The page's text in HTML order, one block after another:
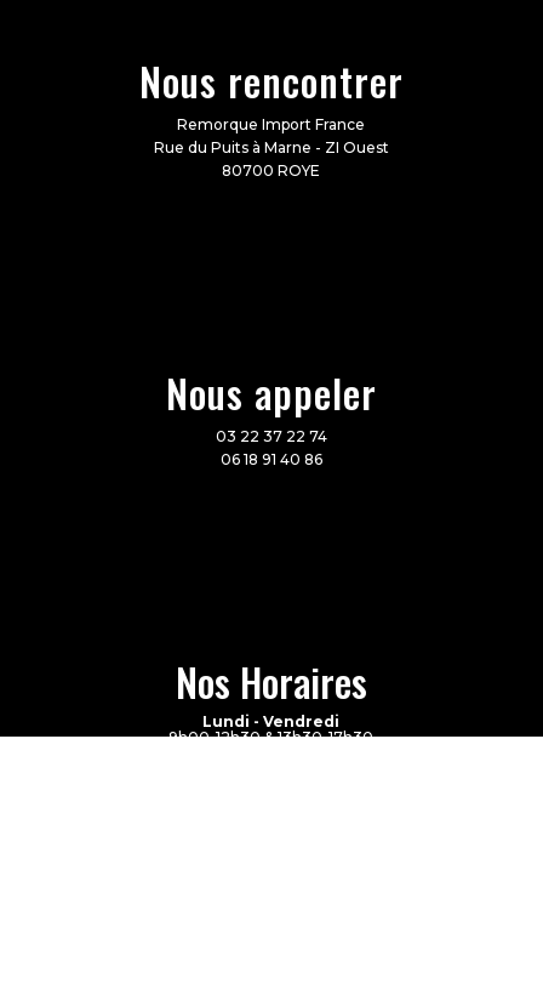
Nous rencontrer
Remorque Import France
Rue du Puits à Marne - ZI Ouest
80700 ROYE
Nous appeler
03 22 37 22 74
06 18 91 40 86
Nos Horaires
Lundi - Vendredi
9h00-12h30 & 13h30-17h30